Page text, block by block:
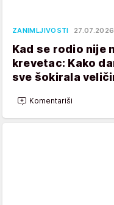
ZANIMLJIVOSTI 27.07.2026.
Kad se rodio nije
krevetac: Kako
sve šokirala
Komentariši